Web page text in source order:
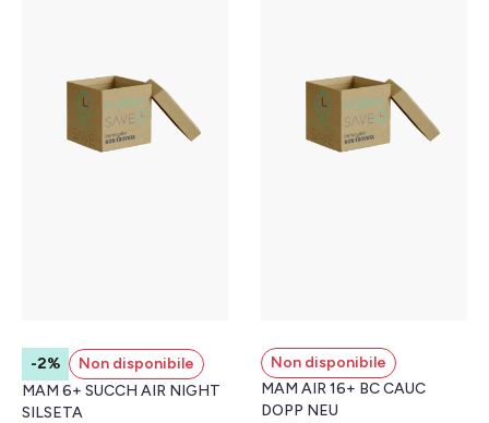
-2%
Non disponibile
MAM 6+ SUCCH AIR NIGHT
SILSETA
Non disponibile
MAM AIR 16+ BC CAUC
DOPP NEU